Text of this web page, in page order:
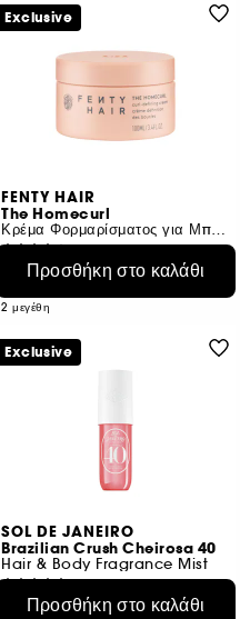
FENTY HAIR
The Homecurl
Κρέμα Φορμαρίσματος για Μπούκλες
1218
€ 19,95
2 μεγέθη
Προσθήκη στο καλάθι
Exclusive
SOL DE JANEIRO
Brazilian Crush Cheirosa 40
Hair & Body Fragrance Mist
6379
€ 25,95
Προσθήκη στο καλάθι
Exclusive